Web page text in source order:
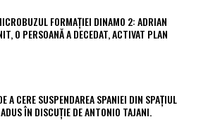
FORMAȚIEI DINAMO 2: ADRIAN
O PERSOANĂ A DECEDAT, ACTIVAT PLAN
A CERE SUSPENDAREA SPANIEI DIN SPAȚIUL
ÎN DISCUȚIE DE ANTONIO TAJANI.